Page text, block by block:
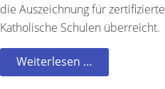
die Auszeichnung für zertifizierte
Katholische Schulen überreicht.
Weiterlesen …